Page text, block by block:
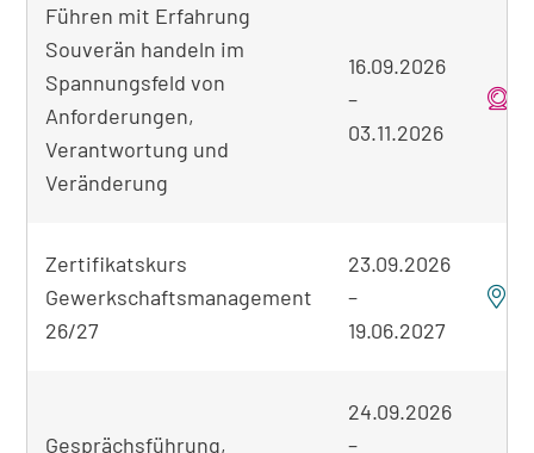
Führen mit Erfahrung
Souverän handeln im
Spannungsfeld von
Anforderungen,
Verantwortung und
Veränderung
16.09.2026
–
03.11.2026
Zertifikatskurs
Gewerkschaftsmanagement
26/27
23.09.2026
–
19.06.2027
Gesprächsführung,
24.09.2026
–